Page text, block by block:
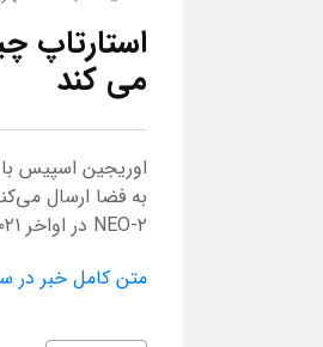
استارتاپ
می کند
اوریجین اسپیس
NEO-۲ در اواخر ۲۰۲۱ یا اوایل ۲۰۲۲ میلادی انجام دهد.
متن کامل خبر در